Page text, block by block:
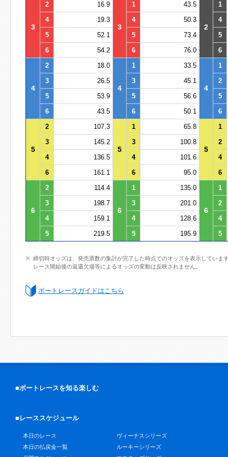
3
2 16.9
3
1 43.5
2
1
4
19.3 4 50.3
4
5
52.1 5 73.4
5
6
54.2 6 76.0 6
4
2 18.0
4
1 33.5
4
1
3
26.5 3 45.1
2
5
53.9 5 56.6
5
6
43.5 6 50.1 6
5
2 107.3
5
1 65.8
5
1
3
145.2 3 100.8
2
4
136.5 4 101.6
4
6
161.1 6 95.0 6
6
2 114.4
6
1 135.0
6
1
3
198.7 3 201.0
2
4
159.1 4 128.6
4
5
219.5 5 195.9 5
締切時オッズは、発売票数の集計が完了した時点でのオッズを表示していま
レース開始後の返還欠場等によるオッズの変動は反映されません。
ボートレースガイドはこちら
■ボートレースを知る楽しむ
■レーススケジュール
本日のレース
本日の払戻金一覧
ヴィーナスシリーズ
ルーキーシリーズ